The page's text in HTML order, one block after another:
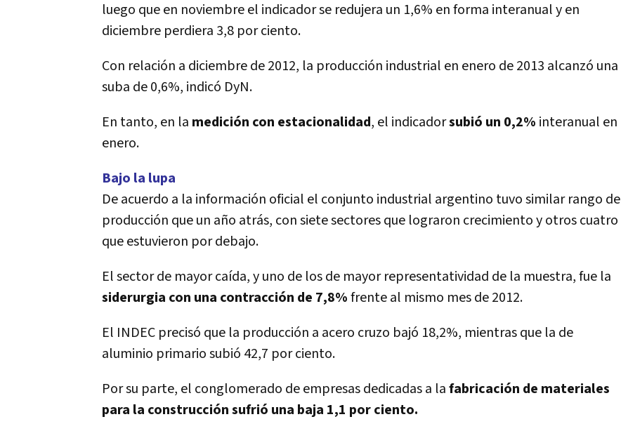
luego que en noviembre el indicador se redujera un 1,6% en forma interanual y en
diciembre perdiera 3,8 por ciento.
Con relación a diciembre de 2012, la producción industrial en enero de 2013 alcanzó una
suba de 0,6%, indicó DyN.
En tanto, en la medición con estacionalidad, el indicadorsubió un 0,2% interanual en
enero.
Bajo la lupa
De acuerdo a la información oficial el conjunto industrial argentino tuvo similar rango de
producción que un año atrás, con siete sectores que lograron crecimiento y otros cuatro
que estuvieron por debajo.
El sector de mayor caída, y uno de los de mayor representatividad de la muestra, fue la
siderurgia con una contracción de 7,8%frente al mismo mes de 2012.
El INDEC precisó que la producción a acero cruzo bajó 18,2%, mientras que la de
aluminio primario subió 42,7 por ciento.
Por su parte, el conglomerado de empresas dedicadas a lafabricación de materiales
para la construcción sufrió una baja 1,1 por ciento.